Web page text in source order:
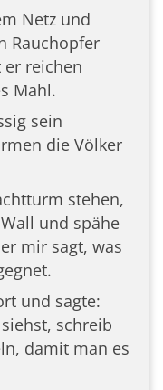
Netz und
Rauchopfer
reichen
Mahl.
sein
die Völker
stehen,
und spähe
mir sagt, was
und sagte:
schreib
damit man es